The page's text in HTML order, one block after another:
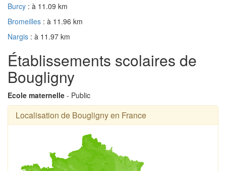
Burcy : à 11.09 km
Bromeilles : à 11.96 km
Nargis : à 11.97 km
Établissements scolaires de
Bougligny
Ecole maternelle - Public
Localisation de Bougligny en France